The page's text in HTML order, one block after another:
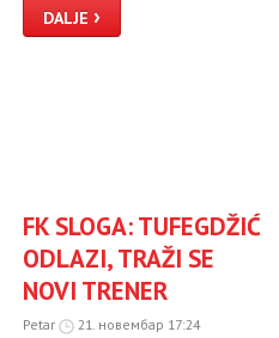
DALJE ›
FK SLOGA: TUFEGDŽIĆ
ODLAZI, TRAŽI SE
NOVI TRENER
Petar 21. новембар 17:24